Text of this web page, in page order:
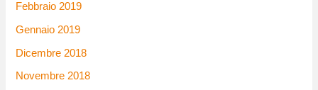
Febbraio 2019
Gennaio 2019
Dicembre 2018
Novembre 2018